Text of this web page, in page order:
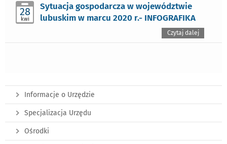
28
kwi
Sytuacja gospodarcza w województwie
lubuskim w marcu 2020 r.- INFOGRAFIKA
Czytaj dalej
Informacje o Urzędzie
Specjalizacja Urzędu
Ośrodki